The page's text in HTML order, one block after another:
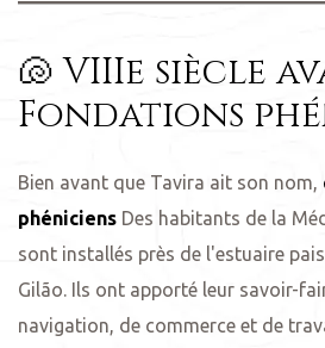
🐚 VIIIe siècle
Fondations
Bien avant que Tavira ait son nom,
phéniciens Des habitants de la
sont installés près de l'estuaire
Gilão. Ils ont apporté leur savoir-
navigation, de commerce et de